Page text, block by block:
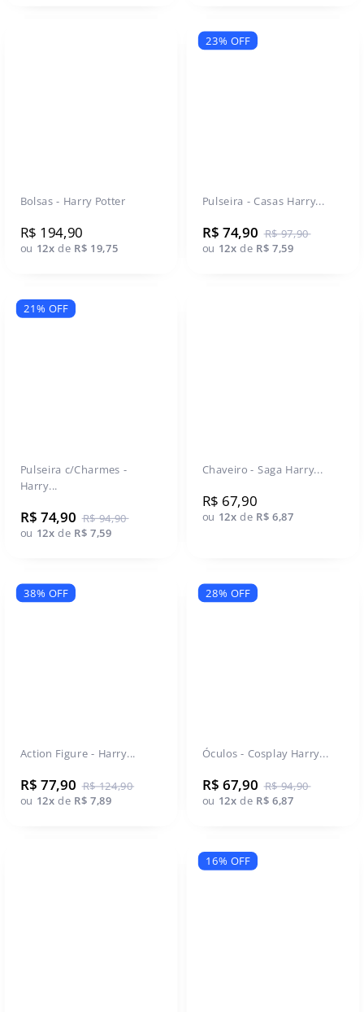
Bolsas - Harry Potter
R$ 194,90
ou 12x de R$ 19,75
23% OFF
Pulseira - Casas Harry...
R$ 74,90 R$ 97,90
ou 12x de R$ 7,59
21% OFF
Pulseira c/Charmes -
Harry...
R$ 74,90 R$ 94,90
ou 12x de R$ 7,59
Chaveiro - Saga Harry...
R$ 67,90
ou 12x de R$ 6,87
38% OFF
Action Figure - Harry...
R$ 77,90 R$ 124,90
ou 12x de R$ 7,89
28% OFF
Óculos - Cosplay Harry...
R$ 67,90 R$ 94,90
ou 12x de R$ 6,87
16% OFF